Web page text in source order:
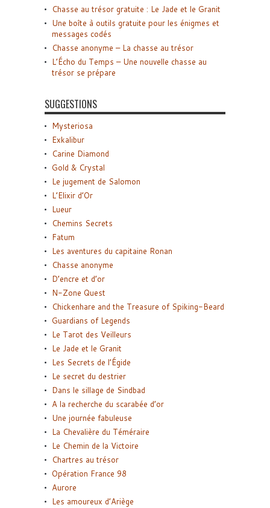
Chasse au trésor gratuite : Le Jade et le Granit
Une boîte à outils gratuite pour les énigmes et
messages codés
Chasse anonyme – La chasse au trésor
L’Écho du Temps – Une nouvelle chasse au
trésor se prépare
SUGGESTIONS
Mysteriosa
Exkalibur
Carine Diamond
Gold & Crystal
Le jugement de Salomon
L’Elixir d’Or
Lueur
Chemins Secrets
Fatum
Les aventures du capitaine Ronan
Chasse anonyme
D’encre et d’or
N-Zone Quest
Chickenhare and the Treasure of Spiking-Beard
Guardians of Legends
Le Tarot des Veilleurs
Le Jade et le Granit
Les Secrets de l’Égide
Le secret du destrier
Dans le sillage de Sindbad
A la recherche du scarabée d’or
Une journée fabuleuse
La Chevalière du Téméraire
Le Chemin de la Victoire
Chartres au trésor
Opération France 98
Aurore
Les amoureux d’Ariège